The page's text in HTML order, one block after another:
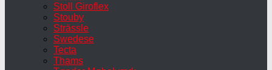
Stoll Giroflex
Stouby
Strässle
Swedese
Tecta
Thams